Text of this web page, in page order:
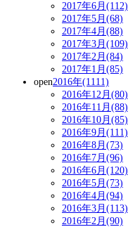
2017年6月(112)
2017年5月(68)
2017年4月(88)
2017年3月(109)
2017年2月(84)
2017年1月(85)
open2016年(1111)
2016年12月(80)
2016年11月(88)
2016年10月(85)
2016年9月(111)
2016年8月(73)
2016年7月(96)
2016年6月(120)
2016年5月(73)
2016年4月(94)
2016年3月(113)
2016年2月(90)